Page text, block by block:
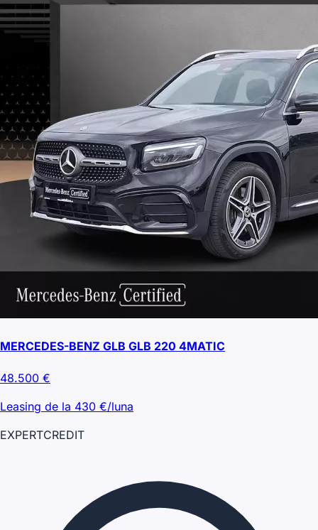
MERCEDES-BENZ GLB GLB 220 4MATIC
48.500 €
Leasing de la 430 €/luna
EXPERTCREDIT